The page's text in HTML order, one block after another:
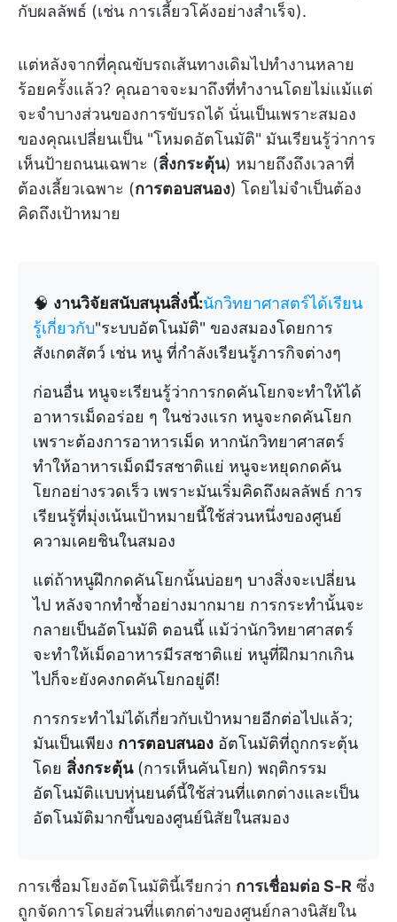
กับผลลัพธ์ (เช่น การเลี้ยวโค้งอย่างสำเร็จ).
แต่หลังจากที่คุณขับรถเส้นทางเดิมไปทำงานหลาย
ร้อยครั้งแล้ว? คุณอาจจะมาถึงที่ทำงานโดยไม่แม้แต่
จะจำบางส่วนของการขับรถได้ นั่นเป็นเพราะสมอง
ของคุณเปลี่ยนเป็น "โหมดอัตโนมัติ" มันเรียนรู้ว่าการ
เห็นป้ายถนนเฉพาะ (สิ่งกระตุ้น) หมายถึงถึงเวลาที่
ต้องเลี้ยวเฉพาะ (การตอบสนอง) โดยไม่จำเป็นต้อง
คิดถึงเป้าหมาย
🧠 งานวิจัยสนับสนุนสิ่งนี้:นักวิทยาศาสตร์ได้เรียน
รู้เกี่ยวกับ"ระบบอัตโนมัติ" ของสมองโดยการ
สังเกตสัตว์ เช่น หนู ที่กำลังเรียนรู้ภารกิจต่างๆ
ก่อนอื่น หนูจะเรียนรู้ว่าการกดคันโยกจะทำให้ได้
อาหารเม็ดอร่อย ๆ ในช่วงแรก หนูจะกดคันโยก
เพราะต้องการอาหารเม็ด หากนักวิทยาศาสตร์
ทำให้อาหารเม็ดมีรสชาติแย่ หนูจะหยุดกดคัน
โยกอย่างรวดเร็ว เพราะมันเริ่มคิดถึงผลลัพธ์ การ
เรียนรู้ที่มุ่งเน้นเป้าหมายนี้ใช้ส่วนหนึ่งของศูนย์
ความเคยชินในสมอง
แต่ถ้าหนูฝึกกดคันโยกนั้นบ่อยๆ บางสิ่งจะเปลี่ยน
ไป หลังจากทำซ้ำอย่างมากมาย การกระทำนั้นจะ
กลายเป็นอัตโนมัติ ตอนนี้ แม้ว่านักวิทยาศาสตร์
จะทำให้เม็ดอาหารมีรสชาติแย่ หนูที่ฝึกมากเกิน
ไปก็จะยังคงกดคันโยกอยู่ดี!
การกระทำไม่ได้เกี่ยวกับเป้าหมายอีกต่อไปแล้ว;
มันเป็นเพียง การตอบสนอง อัตโนมัติที่ถูกกระตุ้น
โดย สิ่งกระตุ้น(การเห็นคันโยก) พฤติกรรม
อัตโนมัติแบบหุ่นยนต์นี้ใช้ส่วนที่แตกต่างและเป็น
อัตโนมัติมากขึ้นของศูนย์นิสัยในสมอง
การเชื่อมโยงอัตโนมัตินี้เรียกว่า การเชื่อมต่อ S-R ซึ่ง
ถูกจัดการโดยส่วนที่แตกต่างของศูนย์กลางนิสัยใน